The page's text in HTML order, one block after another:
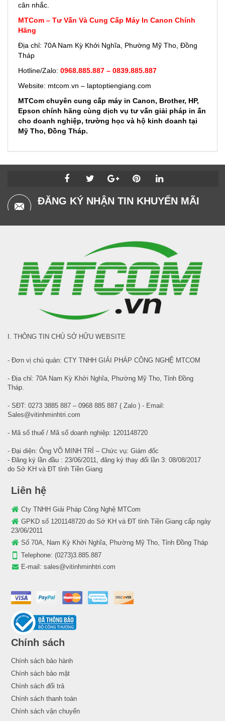
cân nhắc.
MTCom – Tư Vấn Và Cung Cấp Máy In Canon Chính
Hãng
Địa chỉ: 70A Nam Kỳ Khởi Nghĩa, Phường Mỹ Tho, Đồng
Tháp
Hotline/Zalo: 0968.885.887 – 0839.885.887
Website: mtcom.vn – laptoptiengiang.com
MTCom chuyên cung cấp máy in Canon, Brother, HP,
Epson chính hãng cùng dịch vụ tư vấn giải pháp in ấn
cho doanh nghiệp, trường học và hộ kinh doanh tại
Mỹ Tho, Đồng Tháp.
ĐĂNG KÝ NHẬN TIN KHUYẾN MÃI
I. THÔNG TIN CHỦ SỞ HỮU WEBSITE
- Đơn vị chủ quản: CTY TNHH GIẢI PHÁP CÔNG NGHỆ MTCOM
- Địa chỉ: 70A Nam Kỳ Khởi Nghĩa, Phường Mỹ Tho, Tỉnh Đồng
Tháp.
- SĐT: 0273 3885 887 – 0968 885 887 ( Zalo ) - Email:
Sales@vitinhminhtri.com
- Mã số thuế / Mã số doanh nghiệp: 1201148720
- Đại diện: Ông VÕ MINH TRÍ – Chức vụ: Giám đốc
- Đăng ký lần đầu : 23/06/2011, đăng ký thay đổi lần 3: 08/08/2017
do Sở KH và ĐT tỉnh Tiền Giang
Liên hệ
Cty TNHH Giải Pháp Công Nghệ MTCom
GPKD số 1201148720 do Sở KH và ĐT tỉnh Tiền Giang cấp ngày
23/06/2011
Số 70A, Nam Kỳ Khởi Nghĩa, Phường Mỹ Tho, Tỉnh Đồng Tháp
Telephone: (0273)3.885.887
E-mail: sales@vitinhminhtri.com
Chính sách
Chính sách bảo hành
Chính sách bảo mật
Chính sách đổi trả
Chính sách thanh toán
Chính sách vận chuyển